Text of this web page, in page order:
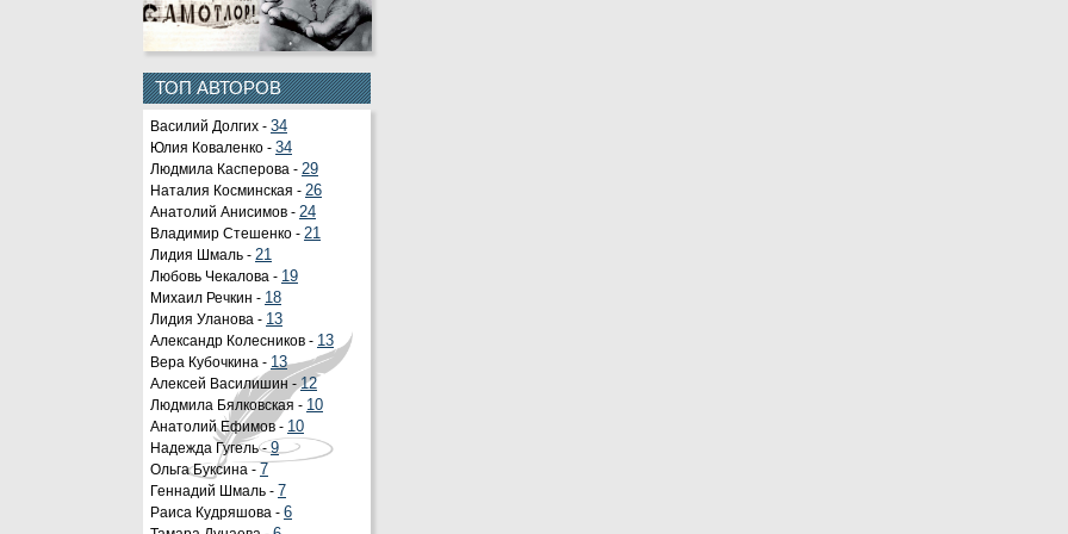
ТОП АВТОРОВ
Василий Долгих - 34
Юлия Коваленко - 34
Людмила Касперова - 29
Наталия Косминская - 26
Анатолий Анисимов - 24
Владимир Стешенко - 21
Лидия Шмаль - 21
Любовь Чекалова - 19
Михаил Речкин - 18
Лидия Уланова - 13
Александр Колесников - 13
Вера Кубочкина - 13
Алексей Василишин -12
Людмила Бялковская - 10
Анатолий Ефимов - 10
Надежда Гугель -9
Ольга Буксина - 7
Геннадий Шмаль - 7
Раиса Кудряшова - 6